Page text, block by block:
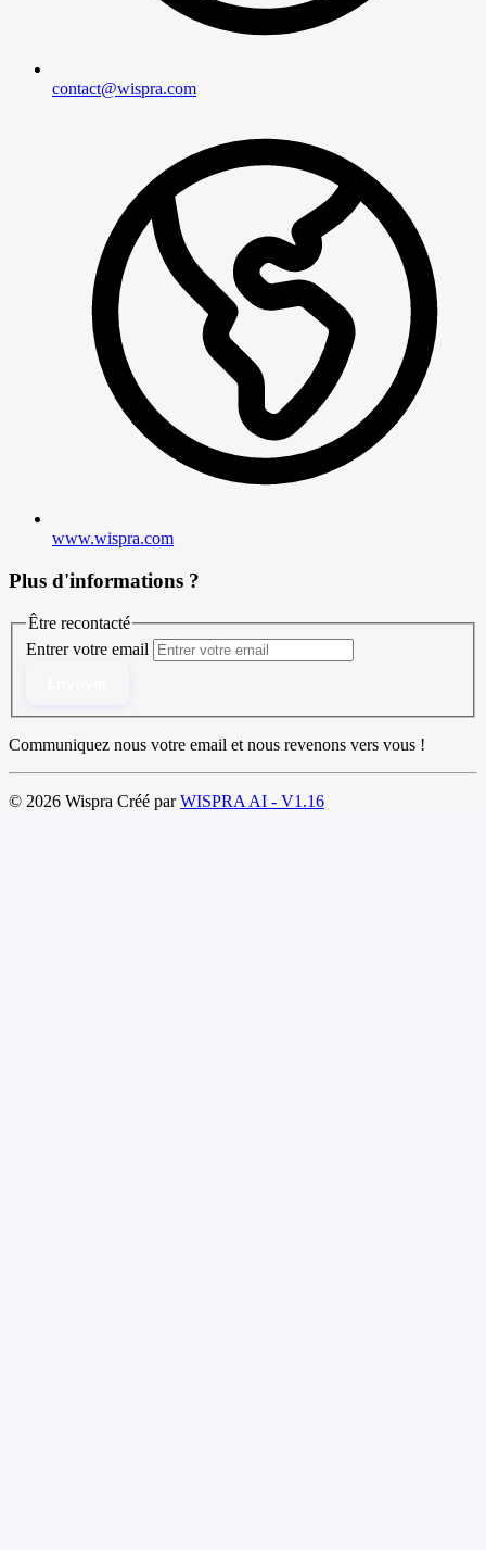
contact@wispra.com
www.wispra.com
Plus d'informations ?
Être recontacté
Entrer votre email
Communiquez nous votre email et nous revenons vers vous !
© 2026 Wispra Créé parWISPRA AI - V1.16